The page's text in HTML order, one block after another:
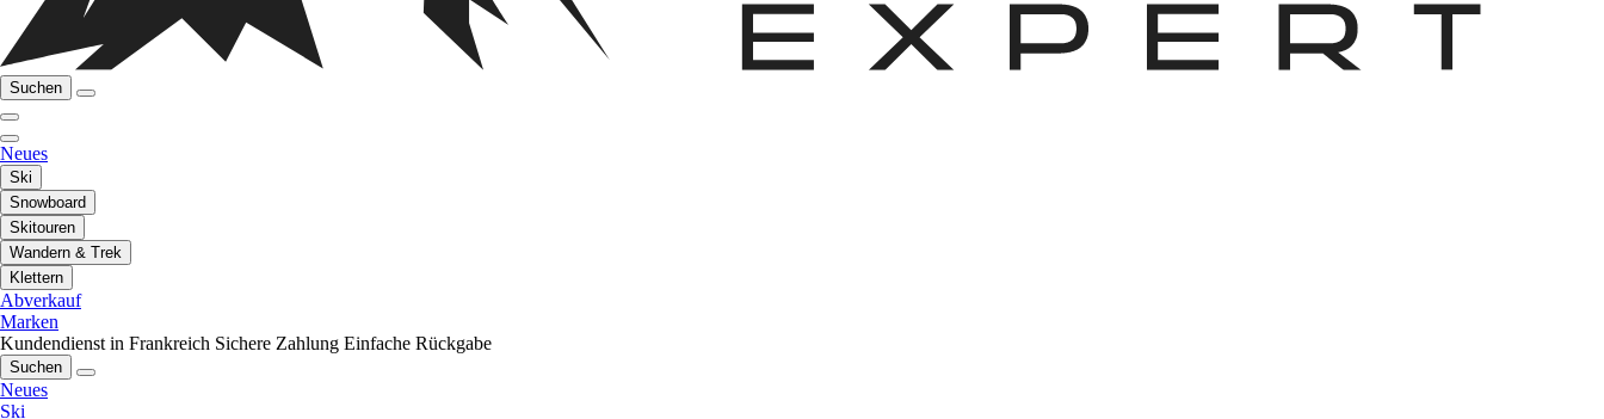
Suchen
Neues
Ski
Snowboard
Skitouren
Wandern & Trek
Klettern
Abverkauf
Marken
Kundendienst in Frankreich Sichere Zahlung Einfache Rückgabe
Suchen
Neues
Ski